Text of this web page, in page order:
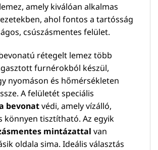
amely kiválóan alkalmas
ahol fontos a tartósság
csúszásmentes felület.
rétegelt lemez több
furnérokból készül,
nyomáson és hőmérsékleten
A felületét speciális
bevonatvédi, amely vízálló,
könnyen tisztítható. Az egyik
mintázattal van
oldala sima. Ideális választás